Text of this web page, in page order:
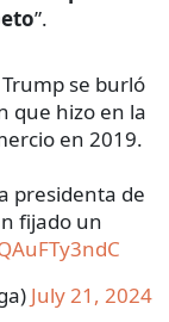
”.
se burló
que hizo en la
en 2019.
presidenta de
fijado un
July 21, 2024